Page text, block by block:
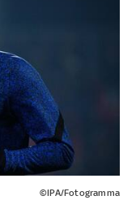
©IPA/Fotogramma